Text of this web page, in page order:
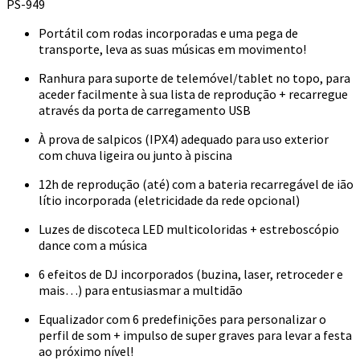
PS-949
Portátil com rodas incorporadas e uma pega de
transporte, leva as suas músicas em movimento!
Ranhura para suporte de telemóvel/tablet no topo, para
aceder facilmente à sua lista de reprodução + recarregue
através da porta de carregamento USB
À prova de salpicos (IPX4) adequado para uso exterior
com chuva ligeira ou junto à piscina
12h de reprodução (até) com a bateria recarregável de ião
lítio incorporada (eletricidade da rede opcional)
Luzes de discoteca LED multicoloridas + estreboscópio
dance com a música
6 efeitos de DJ incorporados (buzina, laser, retroceder e
mais…) para entusiasmar a multidão
Equalizador com 6 predefinições para personalizar o
perfil de som + impulso de super graves para levar a festa
ao próximo nível!